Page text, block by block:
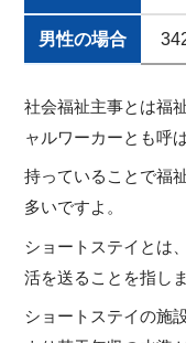
男性の場合
社会福祉主事とは福
ャルワーカーとも呼
持っていることで福
多いですよ。
ショートステイとは
活を送ることを指しま
ショートステイの施